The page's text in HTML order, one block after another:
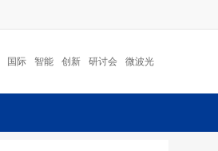
国际 智能 创新 研讨会 微波光